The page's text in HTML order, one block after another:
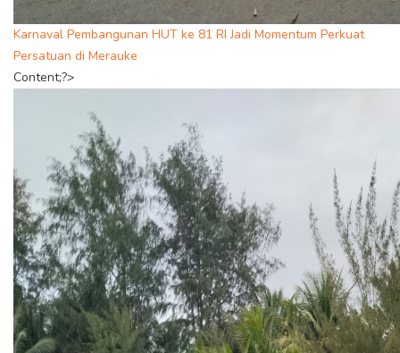
Karnaval Pembangunan HUT ke 81 RI Jadi Momentum Perkuat
Persatuan di Merauke
Content;?>